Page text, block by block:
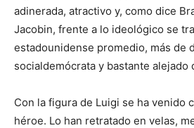
adinerada, atractivo y, como dice
Jacobin, frente a lo ideológico se
estadounidense promedio, más de
socialdemócrata y bastante alejado
Con la figura de Luigi se ha venido
héroe. Lo han retratado en velas,